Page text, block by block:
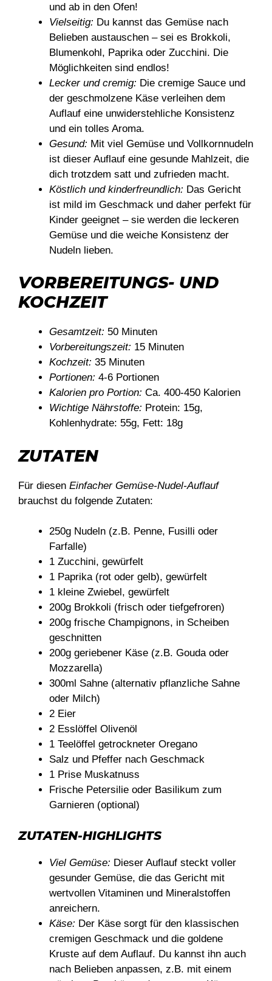
und ab in den Ofen!
Vielseitig: Du kannst das Gemüse nach
Belieben austauschen – sei es Brokkoli,
Blumenkohl, Paprika oder Zucchini. Die
Möglichkeiten sind endlos!
Lecker und cremig: Die cremige Sauce und
der geschmolzene Käse verleihen dem
Auflauf eine unwiderstehliche Konsistenz
und ein tolles Aroma.
Gesund: Mit viel Gemüse und Vollkornnudeln
ist dieser Auflauf eine gesunde Mahlzeit, die
dich trotzdem satt und zufrieden macht.
Köstlich und kinderfreundlich: Das Gericht
ist mild im Geschmack und daher perfekt für
Kinder geeignet – sie werden die leckeren
Gemüse und die weiche Konsistenz der
Nudeln lieben.
VORBEREITUNGS- UND
KOCHZEIT
Gesamtzeit: 50 Minuten
Vorbereitungszeit: 15 Minuten
Kochzeit: 35 Minuten
Portionen: 4-6 Portionen
Kalorien pro Portion: Ca. 400-450 Kalorien
Wichtige Nährstoffe: Protein: 15g,
Kohlenhydrate: 55g, Fett: 18g
ZUTATEN
Für diesen Einfacher Gemüse-Nudel-Auflauf
brauchst du folgende Zutaten:
250g Nudeln (z.B. Penne, Fusilli oder
Farfalle)
1 Zucchini, gewürfelt
1 Paprika (rot oder gelb), gewürfelt
1 kleine Zwiebel, gewürfelt
200g Brokkoli (frisch oder tiefgefroren)
200g frische Champignons, in Scheiben
geschnitten
200g geriebener Käse (z.B. Gouda oder
Mozzarella)
300ml Sahne (alternativ pflanzliche Sahne
oder Milch)
2 Eier
2 Esslöffel Olivenöl
1 Teelöffel getrockneter Oregano
Salz und Pfeffer nach Geschmack
1 Prise Muskatnuss
Frische Petersilie oder Basilikum zum
Garnieren (optional)
ZUTATEN-HIGHLIGHTS
Viel Gemüse: Dieser Auflauf steckt voller
gesunder Gemüse, die das Gericht mit
wertvollen Vitaminen und Mineralstoffen
anreichern.
Käse: Der Käse sorgt für den klassischen
cremigen Geschmack und die goldene
Kruste auf dem Auflauf. Du kannst ihn auch
nach Belieben anpassen, z.B. mit einem